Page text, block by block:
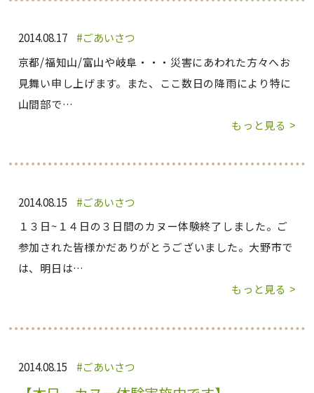
2014.08.17
ごあいさつ
京都/福知山/富山や岐阜・・・災害にあわれた方々へお
見舞い申し上げます。また、ここ数日の降雨により特に
山間部で…
もっと見る >
2014.08.15
ごあいさつ
１３日~１４日の３日間のカヌー体験終了しました。ご
参加された皆様かだありがとうございました。大野市で
は、明日は…
もっと見る >
2014.08.15 ごあいさつ